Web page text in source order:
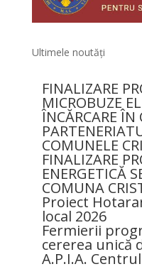
Ultimele noutăți
FINALIZARE
MICROBUZE
ÎNCĂRCARE ÎN
COMUNELE
FINALIZARE
ENERGETICĂ
COMUNA
Proiect
local 2026
Fermierii
cererea unică
A.P.I.A.